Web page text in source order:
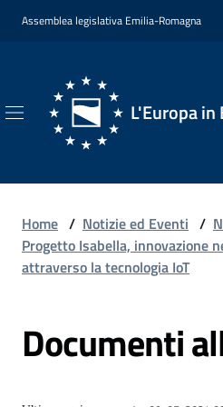
Vai al contenuto
Vai alla navigazione
Vai al footer
Assemblea legislativa Emilia-Romagna
L'Europa
L'Europa
Romagna
Siamo
Home / Notizie ed Eventi /
Progetto Isabella, innovazione
attraverso la tecnologia IoT
Documenti